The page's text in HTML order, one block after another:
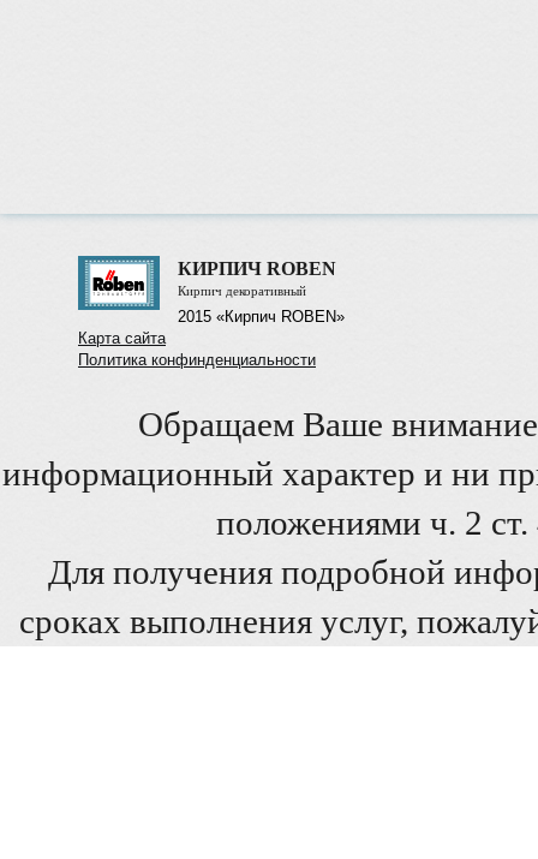
КИРПИЧ ROBEN
Кирпич декоративный
2015 «Кирпич ROBEN»
Карта сайта
Политика конфинденциальности
Обращаем Ваше внимание
информационный характер и ни
положениями ч. 2
Для получения подробной
сроках выполнения услуг,